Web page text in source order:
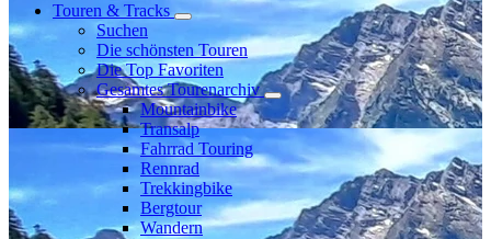
Touren & Tracks
Suchen
Die schönsten Touren
Die Top Favoriten
Gesamtes Tourenarchiv
Mountainbike
Transalp
Fahrrad Touring
Rennrad
Trekkingbike
Bergtour
Wandern